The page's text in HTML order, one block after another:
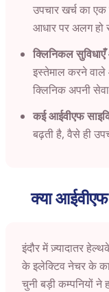
उपचार खर्च का
आधार पर अलग हो
क्लिनिकल
इस्तेमाल करने
क्लिनिक अपनी
कई आईवीएफ
बढ़ती है, वैसे ही
क्या
इंदौर में ज़्यादातर
के इलेक्टिव नेचर के
चुनी बड़ी कम्पनियों